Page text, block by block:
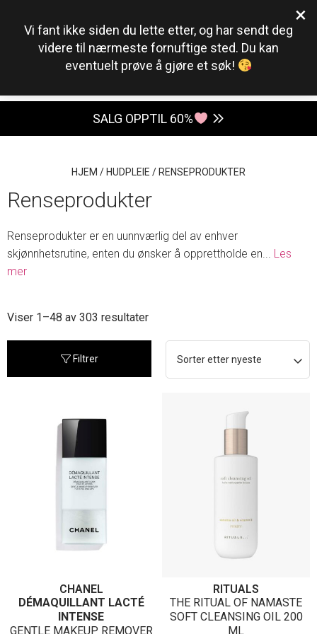
0
SALG OPPTIL 60%
HJEM / HUDPLEIE / RENSEPRODUKTER
Renseprodukter
Renseprodukter er en uunnværlig del av enhver
skjønnhetsrutine, enten du ønsker å opprettholde en... Les
mer
Viser 1–48 av 303 resultaterSortert
nyeste
Filtrer
CHANEL
DÉMAQUILLANT LACTÉ
INTENSE
GENTLE MAKEUP REMOVER
RITUALS
THE RITUAL OF NAMASTE
SOFT CLEANSING OIL 200
ML
×
Vi fant ikke siden du lette etter, og har sendt deg
videre til nærmeste fornuftige sted. Du kan
eventuelt prøve å gjøre et søk!